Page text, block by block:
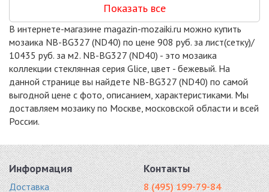
стекло 295x295
6323 руб. / кв.м.
MIX15-WH119
(GLIESE)
стекло 295x295
6360 руб. / кв.м.
стекло 295x295
5990 руб. / кв.м.
-10%
стекло 298x298
7617 руб. / кв.м.
-10%
стекло 295x295
7839 руб. / кв.м.
стекло 298x298
8061 руб. / кв.м.
-10%
Показать все
В интернете-магазине magazin-mozaiki.ru можно купить
мозаика NB-BG327 (ND40) по цене 908 руб. за лист(сетку)/
10435 руб. за м2. NB-BG327 (ND40) - это мозаика
коллекции стеклянная серия Glice, цвет - бежевый. На
данной странице вы найдете NB-BG327 (ND40) по самой
выгодной цене с фото, описанием, характеристиками. Мы
доставляем мозаику по Москве, московской области и всей
России.
Информация
Доставка
Контакты
8 (495) 199-79-84